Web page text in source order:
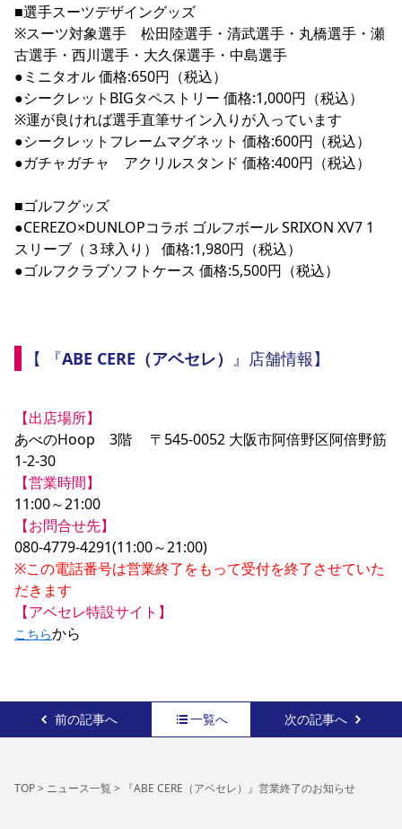
■選手スーツデザイングッズ
※スーツ対象選手　松田陸選手・清武選手・丸橋選手・瀬
古選手・西川選手・大久保選手・中島選手
●ミニタオル 価格:650円（税込）
●シークレットBIGタペストリー 価格:1,000円（税込）
※運が良ければ選手直筆サイン入りが入っています
●シークレットフレームマグネット 価格:600円（税込）
●ガチャガチャ　アクリルスタンド 価格:400円（税込）
■ゴルフグッズ
●CEREZO×DUNLOPコラボ ゴルフボール SRIXON XV7 1
スリーブ（３球入り） 価格:1,980円（税込）
●ゴルフクラブソフトケース 価格:5,500円（税込）
【 『ABE CERE（アベセレ） 』店舗情報】
【出店場所】
あべのHoop　3階 　〒545-0052 大阪市阿倍野区阿倍野筋
【営業時間】
【お問合せ先】
※この電話番号は営業終了をもって受付を終了させていた
だきます
【アベセレ特設サイト】
こちらから
前の記事へ 一覧へ 次の記事へ
TOP> ニュース一覧> 『ABE CERE（アベセレ）』営業終了のお知らせ